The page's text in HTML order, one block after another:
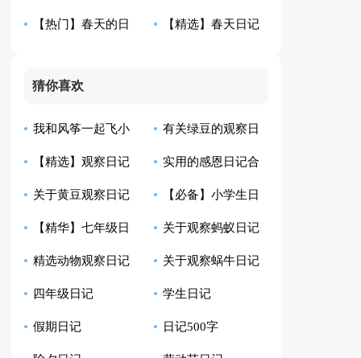
范文8篇 的日记3篇
【热门】春天的日 【精选】春天日记
猜你喜欢
我和风筝一起飞小
学生日记
有关绿豆的观察日
记模板汇总10篇
【精选】观察日记
汇总9篇
实用的感恩日记合
集8篇
关于黄豆观察日记
合集八篇
【必备】小学生日
记范文汇总四篇
【精华】七年级日
记集锦10篇
关于观察蚂蚁日记
范文6篇
精选动物观察日记
四篇
关于观察蜗牛日记
范文七篇
四年级日记 学生日记
假期日记 日记500字